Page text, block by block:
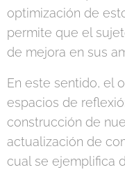
optimización de
permite que el
de mejora en sus
En este sentido, el
espacios de
construcción de
actualización de
cual se ejemplifica